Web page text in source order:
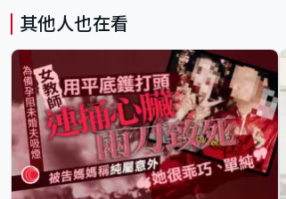
其他人也在看